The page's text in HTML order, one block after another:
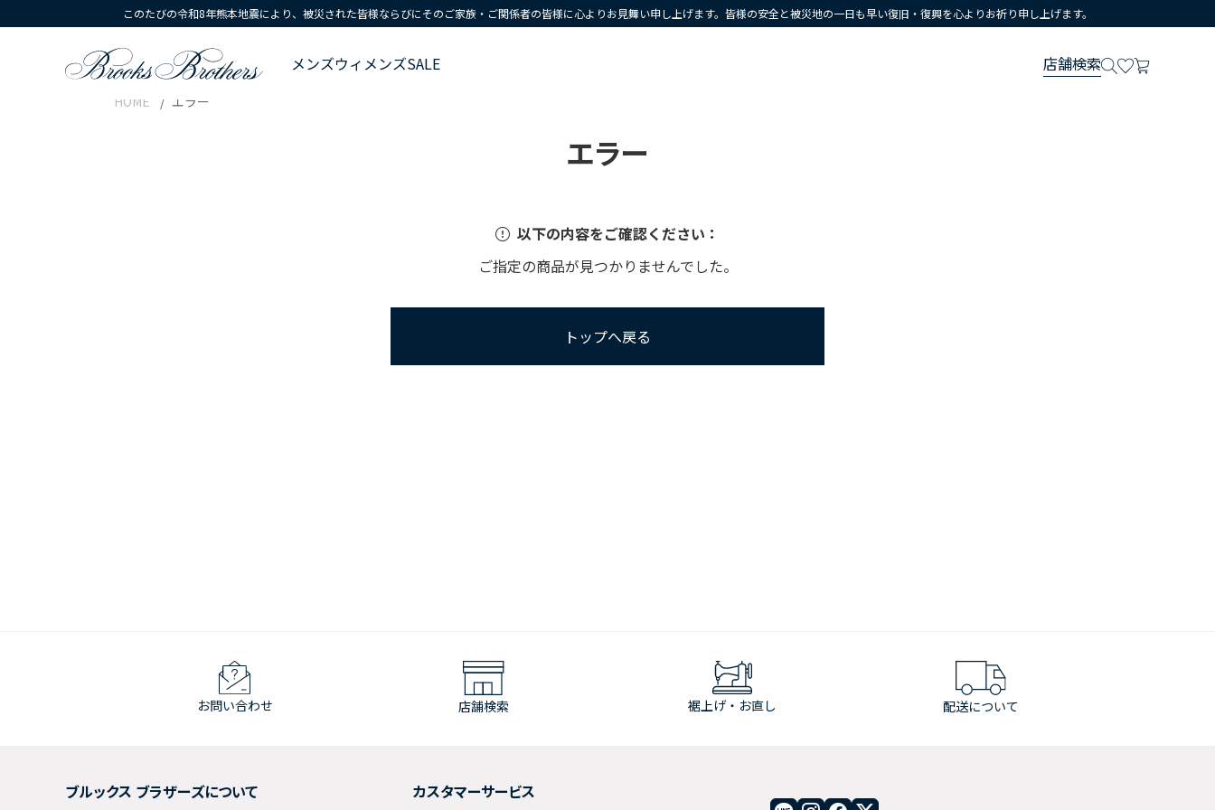
このたびの令和8年熊本地震により、被災された皆様ならびにそのご家族・ご関係者の皆様に心よりお見舞い申し上げます。皆様の安全と被災地の一日も早い復旧・復興を心よりお祈り申し上げます。
メンズウィメンズSALE 店舗検索
HOME エラー
エラー
以下の内容をご確認ください：
ご指定の商品が見つかりませんでした。
トップへ戻る
お問い合わせ 店舗検索 裾上げ・お直し 配送について
ブルックス ブラザーズについて カスタマーサービス